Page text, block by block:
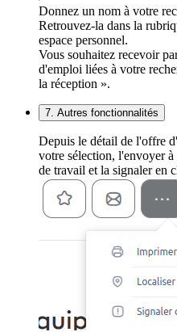
Donnez un nom à votre
Retrouvez-la dans la
espace personnel.
Vous souhaitez recevoir
d'emploi liées à votre
la réception ».
7. Autres fonctionnalités
Depuis le détail de l'offre
votre sélection, l'envoyer
de travail et la signaler en